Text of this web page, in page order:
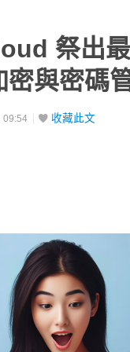
祭出
與密碼
09:54 收藏此文